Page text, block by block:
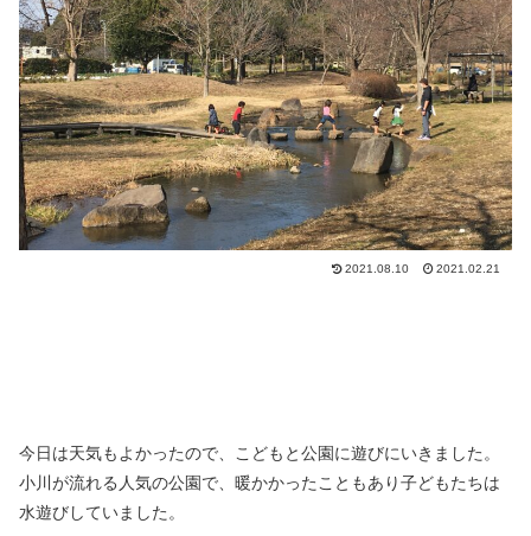
2021.08.10 2021.02.21
今日は天気もよかったので、こどもと公園に遊びにいきました。
小川が流れる人気の公園で、暖かかったこともあり子どもたちは
水遊びしていました。